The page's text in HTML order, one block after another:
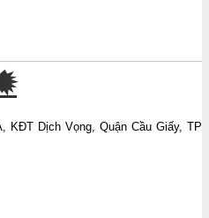
KĐT Dịch Vọng, Quận Cầu Giấy, TP